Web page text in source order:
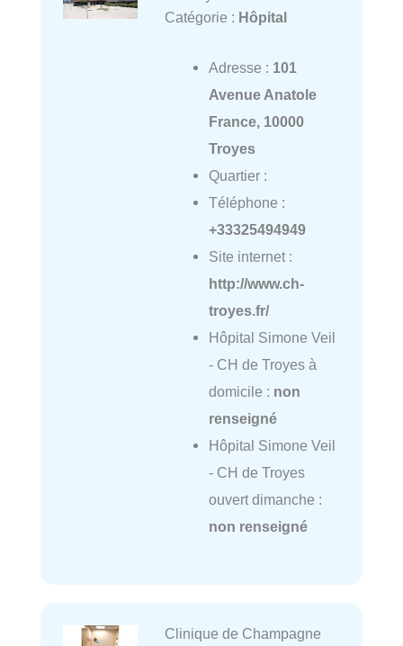
Catégorie : Hôpital
Adresse : 101
Avenue Anatole
France, 10000
Troyes
Quartier :
Téléphone :
+33325494949
Site internet :
http://www.ch-
troyes.fr/
Hôpital Simone Veil
- CH de Troyes à
domicile : non
renseigné
Hôpital Simone Veil
- CH de Troyes
ouvert dimanche :
non renseigné
Clinique de Champagne